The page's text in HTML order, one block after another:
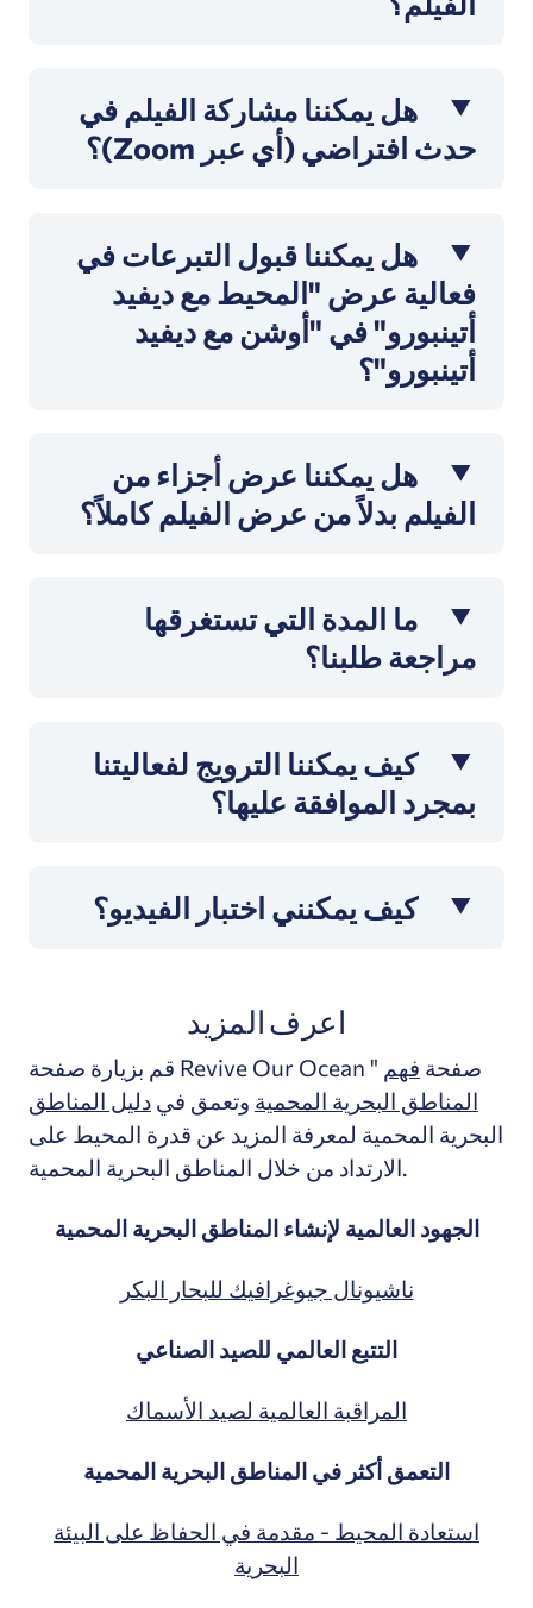
هل يمكننا مشاركة الفيلم في
حدث افتراضي (أي عبر Zoom)؟
هل يمكننا قبول التبرعات في
فعالية عرض "المحيط مع ديفيد
أتينبورو" في "أوشن مع ديفيد
أتينبورو"؟
هل يمكننا عرض أجزاء من
الفيلم بدلاً من عرض الفيلم كاملاً؟
ما المدة التي تستغرقها
مراجعة طلبنا؟
كيف يمكننا الترويج لفعاليتنا
بمجرد الموافقة عليها؟
كيف يمكنني اختبار الفيديو؟
اعرف المزيد
قم بزيارة صفحة Revive Our Ocean " صفحةفهم
المناطق البحرية المحميةوتعمق فيدليل المناطق
البحرية المحمية لمعرفة المزيد عن قدرة المحيط على
الجهود العالمية لإنشاء المناطق البحرية المحمية
ناشيونال جيوغرافيك للبحار البكر
التتبع العالمي للصيد الصناعي
المراقبة العالمية لصيد الأسماك
التعمق أكثر في المناطق البحرية المحمية
استعادة المحيط - مقدمة في الحفاظ على البيئة
البحرية